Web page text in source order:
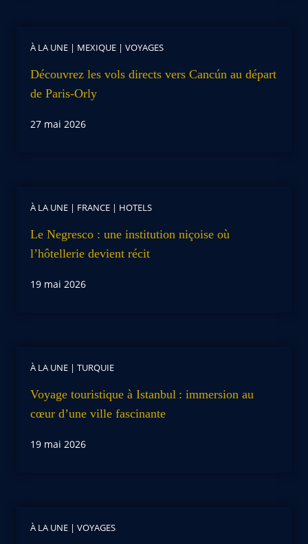
À LA UNE | MEXIQUE | VOYAGES
Découvrez les vols directs vers Cancún au départ
de Paris-Orly
27 mai 2026
À LA UNE | FRANCE | HOTELS
Le Negresco : une institution niçoise où
l’hôtellerie devient récit
19 mai 2026
À LA UNE | TURQUIE
Voyage touristique à Istanbul : immersion au
cœur d’une ville fascinante
19 mai 2026
À LA UNE | VOYAGES